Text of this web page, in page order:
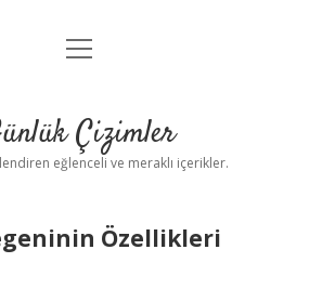
Anasayfa
Yasal Uyarı
menüyü
Çizimler
eğlenceli ve meraklı içerikler.
Özellikleri